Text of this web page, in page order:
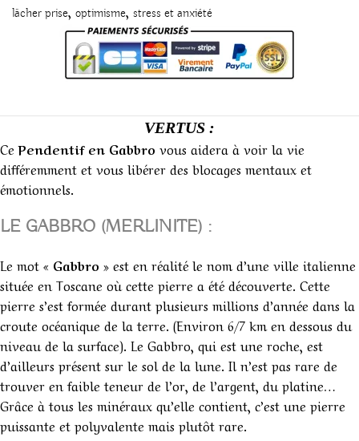
lâcher prise, optimisme, stress et anxiété
VERTUS :
CePendentif en Gabbro vous aidera à voir la vie
différemment et vous libérer des blocages mentaux et
émotionnels.
LE GABBRO (MERLINITE) :
Le mot « Gabbro » est en réalité le nom d’une ville italienne
située en Toscane où cette pierre a été découverte. Cette
pierre s’est formée durant plusieurs millions d’année dans la
croute océanique de la terre. (Environ 6/7 km en dessous du
niveau de la surface). Le Gabbro, qui est une roche, est
d’ailleurs présent sur le sol de la lune. Il n’est pas rare de
trouver en faible teneur de l’or, de l’argent, du platine…
Grâce à tous les minéraux qu’elle contient, c’est une pierre
puissante et polyvalente mais plutôt rare.